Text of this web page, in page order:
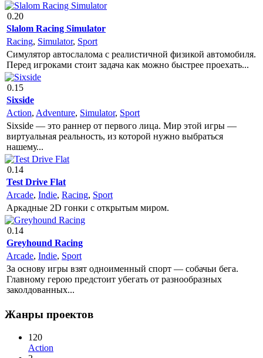
0.20
Slalom Racing Simulator
Racing, Simulator, Sport
Симулятор автослалома с реалистичной физикой автомобиля.
Перед игроками стоит задача как можно быстрее проехать...
0.15
Sixside
Action, Adventure, Simulator, Sport
Sixside — это раннер от первого лица. Мир этой игры —
виртуальная реальность, из которой нужно выбраться
нашему...
0.14
Test Drive Flat
Arcade, Indie, Racing, Sport
Аркадные 2D гонки с открытым миром.
0.14
Greyhound Racing
Arcade, Indie, Sport
За основу игры взят одноименный спорт — собачьи бега.
Главному герою предстоит убегать от разнообразных
заколдованных...
Жанры проектов
120
Action